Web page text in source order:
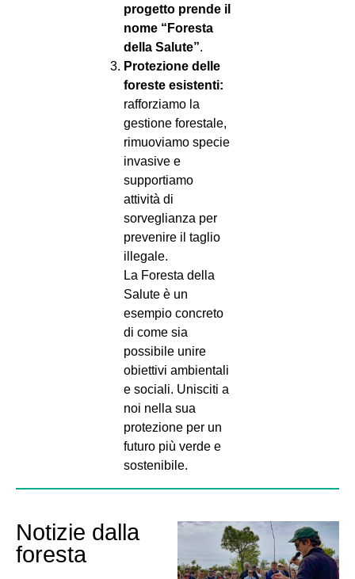
progetto prende il
nome “Foresta
della Salute”.
Protezione delle
foreste esistenti:
rafforziamo la
gestione forestale,
rimuoviamo specie
invasive e
supportiamo
attività di
sorveglianza per
prevenire il taglio
illegale.
La Foresta della
Salute è un
esempio concreto
di come sia
possibile unire
obiettivi ambientali
e sociali. Unisciti a
noi nella sua
protezione per un
futuro più verde e
sostenibile.
Notizie dalla
foresta